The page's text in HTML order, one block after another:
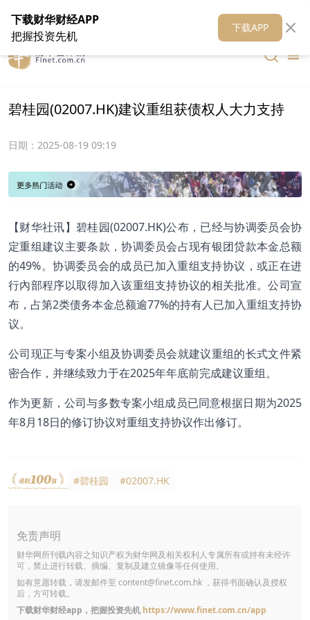
在线客服 关于我们 财华媒体矩阵 财华智库
碧桂园(02007.HK)建议重组获债权人大力支持
日期： 2025-08-19 09:19
【财华社讯】碧桂园(02007.HK)公布，已经与协调委员会协
定重组建议主要条款，协调委员会占现有银团贷款本金总额
的49%。协调委员会的成员已加入重组支持协议，或正在进
行內部程序以取得加入该重组支持协议的相关批准。公司宣
布，占第2类债务本金总额逾77%的持有人已加入重组支持协
议。
公司现正与专案小组及协调委员会就建议重组的长式文件紧
密合作，并继续致力于在2025年年底前完成建议重组。
作为更新，公司与多数专案小组成员已同意根据日期为2025
年8月18日的修订协议对重组支持协议作出修订。
#碧桂园 #02007.HK
免责声明
财华网所刊载内容之知识产权为财华网及相关权利人专属所有或持有未经许
可，禁止进行转载、摘编、复制及建立镜像等任何使用。
如有意愿转载，请发邮件至 content@finet.com.hk ，获得书面确认及授权
后，方可转载。
下载财华财经app，把握投资先机 https://www.finet.com.cn/app
下载财华财经APP
把握投资先机
下载APP